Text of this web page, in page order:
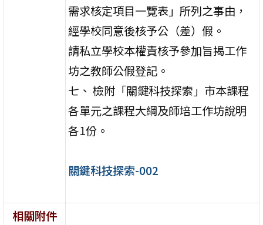
需求核定項目一覽表」所列之事由，
經學校同意後核予公（差）假。
請私立學校本權責核予參加旨揭工作
坊之教師公假登記。
七、 檢附「關鍵科技探索」市本課程
各單元之課程大綱及師培工作坊說明
各1份。
關鍵科技探索-002
相關附件